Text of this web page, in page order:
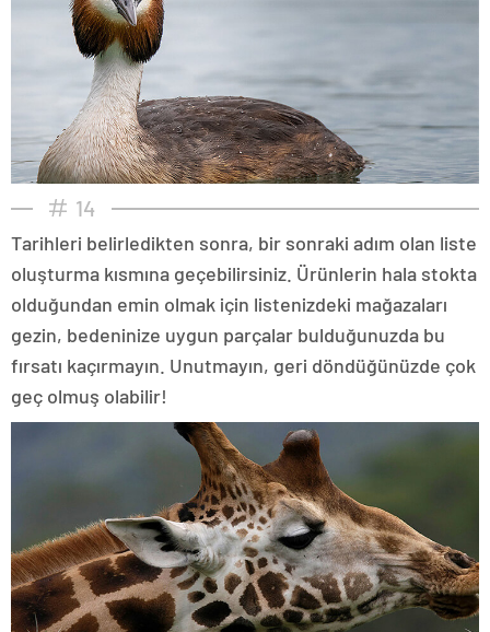
14
Tarihleri belirledikten sonra, bir sonraki adım olan liste
oluşturma kısmına geçebilirsiniz. Ürünlerin hala stokta
olduğundan emin olmak için listenizdeki mağazaları
gezin, bedeninize uygun parçalar bulduğunuzda bu
fırsatı kaçırmayın. Unutmayın, geri döndüğünüzde çok
geç olmuş olabilir!